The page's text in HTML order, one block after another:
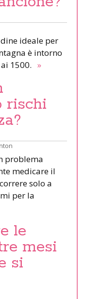
ideale per
è intorno
1500. »
rischi
problema
medicare il
solo a
per la
le
mesi
si